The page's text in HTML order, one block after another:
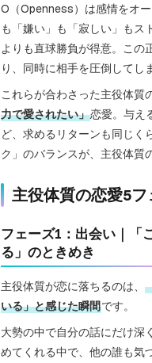
O（Openness）は感情をオ
も「嫌い」も「寂しい」もス
よりも直球勝負が得意。この
り、同時に相手を圧倒してし
これらが合わさった主役体質
力で愛されたい」恋愛。与え
ど、求めるリターンも同じく
ク」のバランスが、主役体質
主役体質の恋愛5フ
フェーズ1：出会い｜「
る」のときめき
主役体質が恋に落ちるのは、
いる」と感じた瞬間です。
大勢の中で自分の話にだけ深
めてくれる中で、他の誰も気